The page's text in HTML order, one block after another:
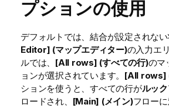
プションの使用
デフォルトでは、結合が設定されない
Editor] (マップエディター)の入力エ
ルでは、 [All rows] (すべての行)のマ
ョンが選択されています。 [All rows]
ションを使うと、すべての行がルッ
ロードされ、 [Main] (メイン)フロー